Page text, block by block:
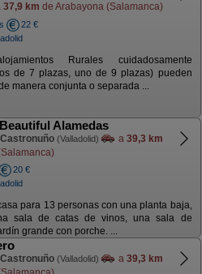
37,9 km de Arabayona (Salamanca)
22 €
Rurales cuidadosamente
de 7 plazas, uno de 9 plazas) pueden
manera conjunta o separada ...
Alamedas
Castronuño (Valladolid) a 39,3 km
20 €
para 13 personas con una planta baja,
sala de catas de vinos, una sala de
grande con porche. ...
Castronuño (Valladolid) a 39,3 km